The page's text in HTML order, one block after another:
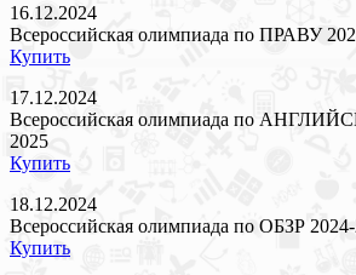
16.12.2024
Всероссийская олимпиада по ПРАВУ
Купить
17.12.2024
Всероссийская олимпиада по
2025
Купить
18.12.2024
Всероссийская олимпиада по ОБЗР
Купить